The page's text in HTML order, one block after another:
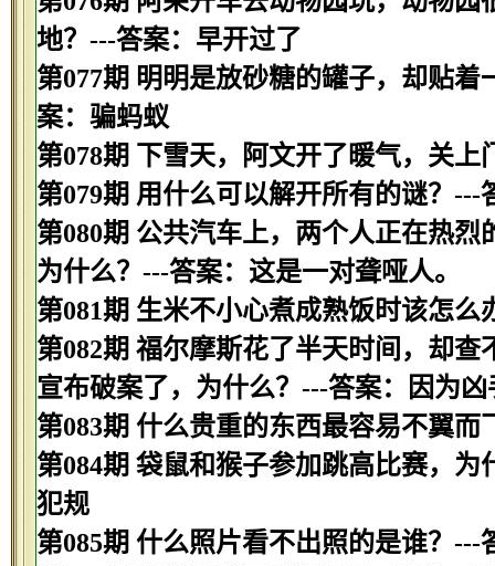
地？---答案：早开过了
第077期 明明是放砂糖的罐子，却贴
案：骗蚂蚁
第078期 下雪天，阿文开了暖气，关
第079期 用什么可以解开所有的谜？---
第080期 公共汽车上，两个人正在热
为什么？---答案：这是一对聋哑人。
第081期 生米不小心煮成熟饭时该怎么
第082期 福尔摩斯花了半天时间，却
宣布破案了，为什么？---答案：因为凶
第083期 什么贵重的东西最容易不翼而
第084期 袋鼠和猴子参加跳高比赛，
犯规
第085期 什么照片看不出照的是谁？---